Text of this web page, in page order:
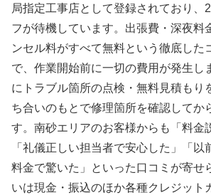
局指定工事店として登録されており、
フが待機しています。出張費・深夜料
ンセル料がすべて無料という徹底した
で、作業開始前に一切の費用が発生し
にトラブル箇所の点検・無料見積もり
ち合いのもとで修理箇所を確認してか
す。南砂エリアのお客様からも「料金
「礼儀正しい担当者で安心した」「以
料金で驚いた」といった口コミが寄せ
いは現金・振込のほか各種クレジット